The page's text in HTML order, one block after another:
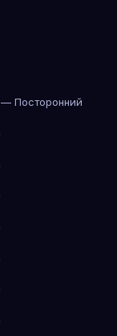
Посторонний